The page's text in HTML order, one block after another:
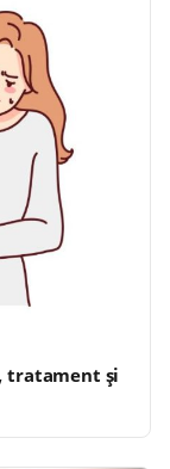
tratament și